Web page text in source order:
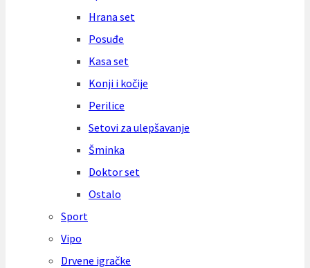
Hrana set
Posuđe
Kasa set
Konji i kočije
Perilice
Setovi za ulepšavanje
Šminka
Doktor set
Ostalo
Sport
Vipo
Drvene igračke